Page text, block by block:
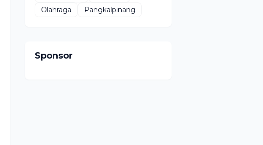
Olahraga
Pangkalpinang
Sponsor